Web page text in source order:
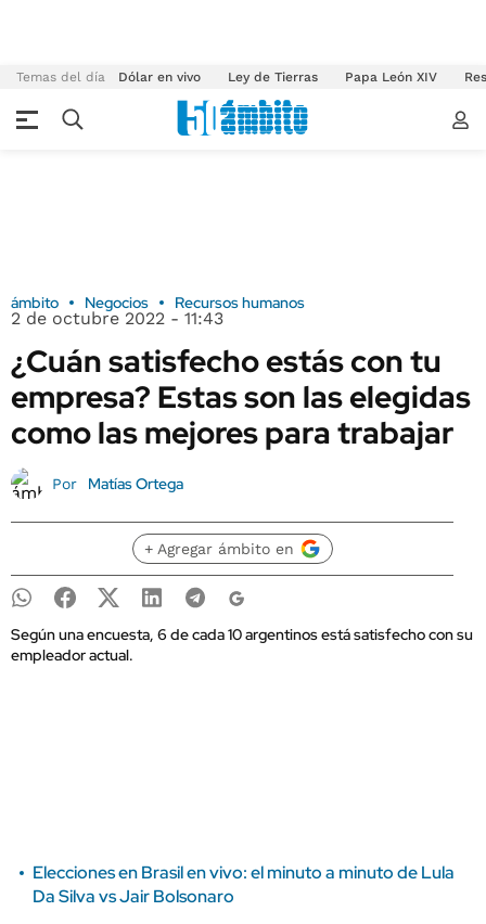
Temas del día Dólar en vivo Ley de Tierras Papa León XIV
ámbito Negocios Recursos humanos
2 de octubre 2022 - 11:43
¿Cuán satisfecho estás con tu
empresa? Estas son las elegidas
como las mejores para trabajar
Por Matías Ortega
+ Agregar ámbito en
Según una encuesta, 6 de cada 10 argentinos está satisfecho con su
empleador actual.
Elecciones en Brasil en vivo: el minuto a minuto de Lula
Da Silva vs Jair Bolsonaro